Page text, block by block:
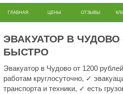
ГЛАВНАЯ ЦЕНЫ ОТЗЫВЫ
ЭВАКУАТОР В
БЫСТРО
Эвакуатор в Чудово от 1200
работам круглосуточно, ✓
транспорта и техники, ✓ есть